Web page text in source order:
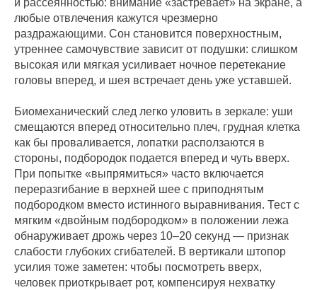
и рассеянностью: внимание «застревает» на экране, а
любые отвлечения кажутся чрезмерно
раздражающими. Сон становится поверхностным,
утреннее самочувствие зависит от подушки: слишком
высокая или мягкая усиливает ночное перетекание
головы вперед, и шея встречает день уже уставшей.
Биомеханический след легко уловить в зеркале: уши
смещаются вперед относительно плеч, грудная клетка
как бы проваливается, лопатки расползаются в
стороны, подбородок подается вперед и чуть вверх.
При попытке «выпрямиться» часто включается
переразгибание в верхней шее с приподнятым
подбородком вместо истинного выравнивания. Тест с
мягким «двойным подбородком» в положении лежа
обнаруживает дрожь через 10–20 секунд — признак
слабости глубоких сгибателей. В вертикали штопор
усилия тоже заметен: чтобы посмотреть вверх,
человек приоткрывает рот, компенсируя нехватку